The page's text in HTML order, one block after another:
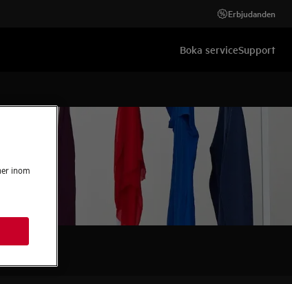
Erbjudanden
Boka serviceSupport
inom